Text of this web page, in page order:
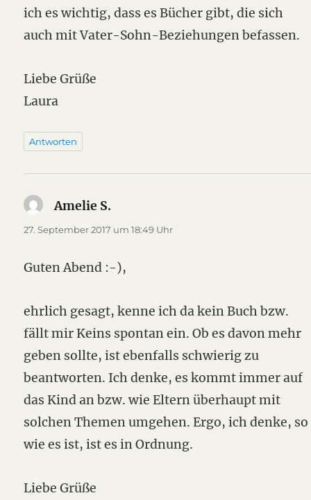
ich es wichtig, dass es Bücher gibt, die sich
auch mit Vater-Sohn-Beziehungen befassen.
Liebe Grüße
Laura
Antworten
Amelie S.
27. September 2017 um 18:49 Uhr
Guten Abend :-),
ehrlich gesagt, kenne ich da kein Buch bzw.
fällt mir Keins spontan ein. Ob es davon mehr
geben sollte, ist ebenfalls schwierig zu
beantworten. Ich denke, es kommt immer auf
das Kind an bzw. wie Eltern überhaupt mit
solchen Themen umgehen. Ergo, ich denke, so
wie es ist, ist es in Ordnung.
Liebe Grüße